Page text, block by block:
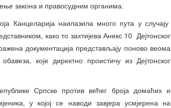
закона и правосудним органима.
Канцеларија наилазила много пута у случају
како то захтијева Анекс 10 Дејтонског
документација представљају поново веома
које директно проистичу из Дејтонског
Српске против већег броја домаћих и
у којој се наводи завјера усмјерена на